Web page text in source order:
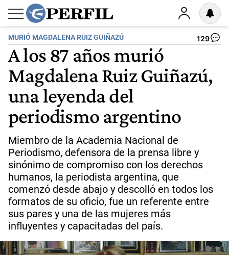
MURIÓ MAGDALENA RUIZ GUIÑAZÚ 129
A los 87 años murió
Magdalena Ruiz Guiñazú,
una leyenda del
periodismo argentino
Miembro de la Academia Nacional de
Periodismo, defensora de la prensa libre y
sinónimo de compromiso con los derechos
humanos, la periodista argentina, que
comenzó desde abajo y descolló en todos los
formatos de su oficio, fue un referente entre
sus pares y una de las mujeres más
influyentes y capacitadas del país.